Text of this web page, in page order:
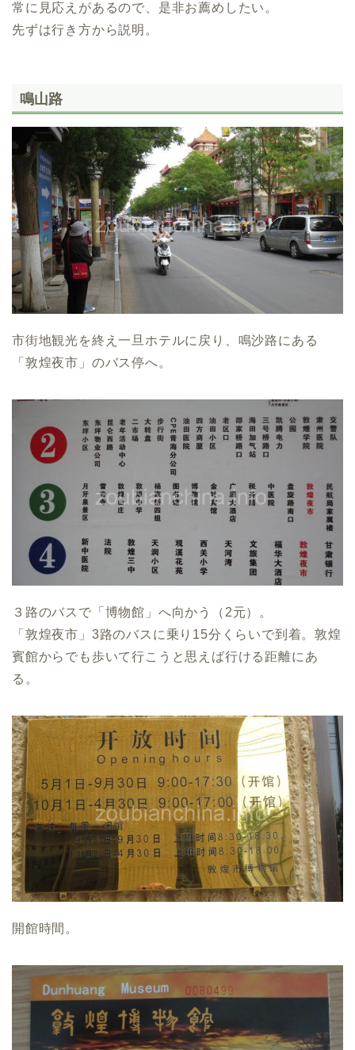
常に見応えがあるので、是非お薦めしたい。
先ずは行き方から説明。
鳴山路
市街地観光を終え一旦ホテルに戻り、鳴沙路にある
「敦煌夜市」のバス停へ。
３路のバスで「博物館」へ向かう（2元）。
「敦煌夜市」3路のバスに乗り15分くらいで到着。敦煌
賓館からでも歩いて行こうと思えば行ける距離にあ
る。
開館時間。